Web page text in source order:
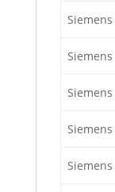
Siemens
Siemens
Siemens
Siemens
Siemens